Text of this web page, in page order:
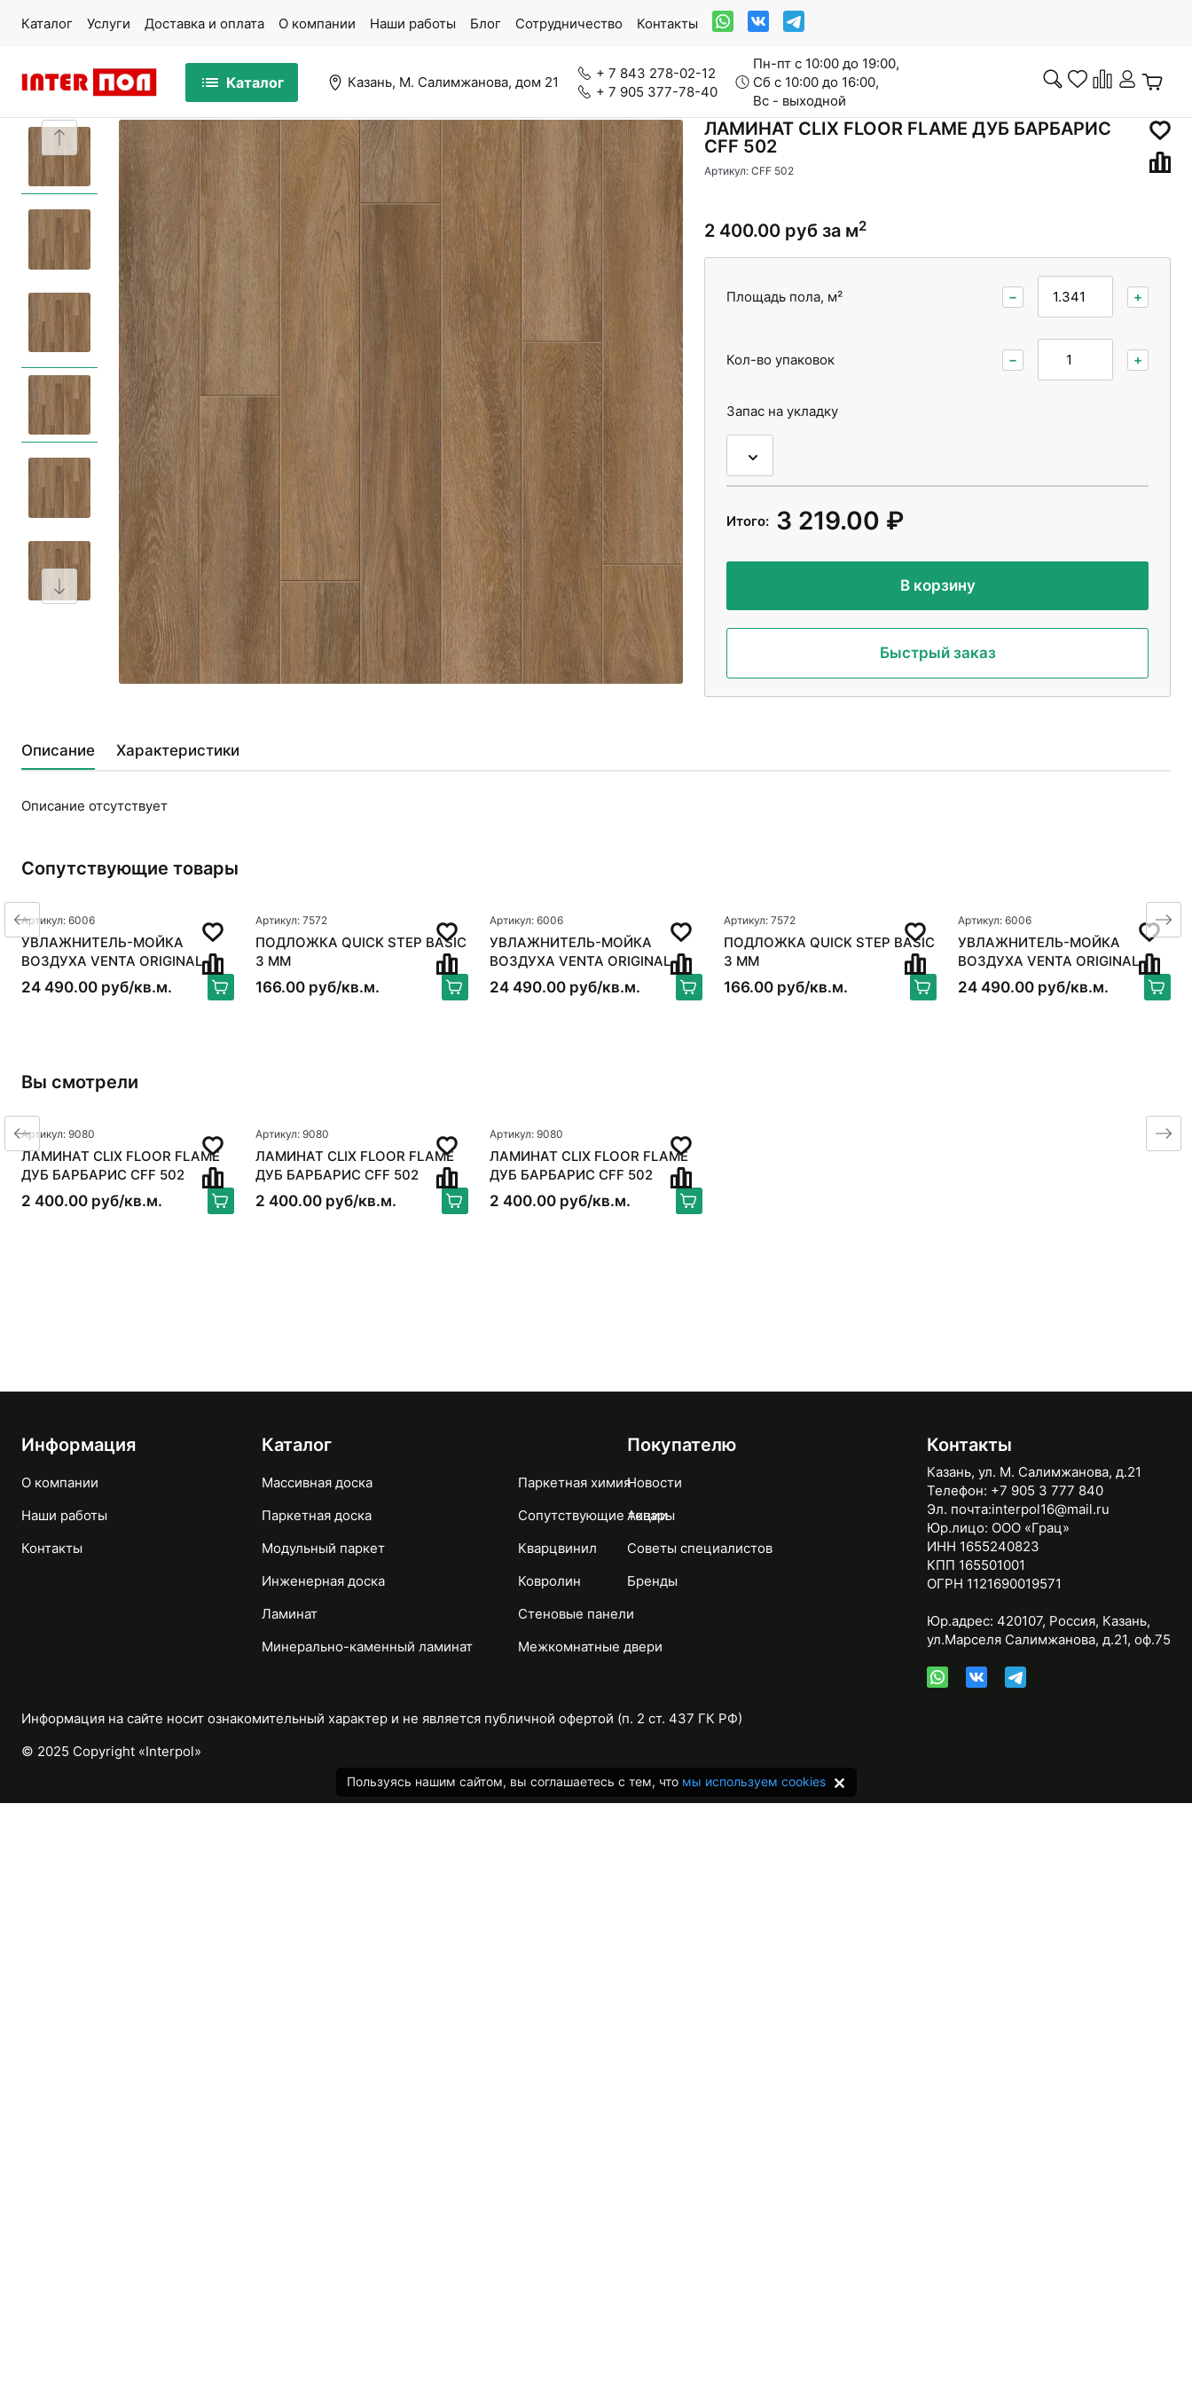
Каталог Услуги Доставка и оплата О компании Наши работы Блог Сотрудничество Контакты
Каталог Казань, М. Салимжанова, дом 21
+ 7 843 278-02-12
+ 7 905 377-78-40
Пн-пт с 10:00 до 19:00,
Сб с 10:00 до 16:00,
Вс - выходной
Массивная доска Паркетная доска Модульный паркет
Ламинат Минерально-каменный ламинат Сопутствующие товары
Кварцвинил Ковролин Стеновые панели Межкомнатные двери
ЛАМИНАТ CLIX FLOOR FLAME ДУБ БАРБАРИС
CFF 502
Артикул: CFF 502
2 400.00 руб за м2
Площадь пола, м² − +
Кол-во упаковок − +
Запас на укладку
Итого: 3 219.00 ₽
В корзину
Быстрый заказ
Описание Характеристики
Описание отсутствует
Сопутствующие товары
Артикул: 6006
УВЛАЖНИТЕЛЬ-МОЙКА
ВОЗДУХА VENTA ORIGINAL
LW15, БЕЛЫЙ
24 490.00 руб/кв.м.
Артикул: 7572
ПОДЛОЖКА QUICK STEP BASIC
3 ММ
166.00 руб/кв.м.
Артикул: 6006
УВЛАЖНИТЕЛЬ-МОЙКА
ВОЗДУХА VENTA ORIGINAL
LW15, БЕЛЫЙ
24 490.00 руб/кв.м.
Артикул: 7572
ПОДЛОЖКА QUICK STEP BASIC
3 ММ
166.00 руб/кв.м.
Артикул: 6006
УВЛАЖНИТЕЛЬ-МОЙКА
ВОЗДУХА VENTA ORIGINAL
LW15, БЕЛЫЙ
24 490.00 руб/кв.м.
Вы смотрели
Артикул: 9080
ЛАМИНАТ CLIX FLOOR FLAME
ДУБ БАРБАРИС CFF 502
2 400.00 руб/кв.м.
Артикул: 9080
ЛАМИНАТ CLIX FLOOR FLAME
ДУБ БАРБАРИС CFF 502
2 400.00 руб/кв.м.
Артикул: 9080
ЛАМИНАТ CLIX FLOOR FLAME
ДУБ БАРБАРИС CFF 502
2 400.00 руб/кв.м.
Информация
О компании
Наши работы
Контакты
Каталог
Массивная доска
Паркетная доска
Модульный паркет
Инженерная доска
Ламинат
Минерально-каменный ламинат
Паркетная химия
Сопутствующие товары
Кварцвинил
Ковролин
Стеновые панели
Межкомнатные двери
Покупателю
Новости
Акции
Советы специалистов
Бренды
Контакты
Казань, ул. М. Салимжанова, д.21
Телефон: +7 905 3 777 840
Эл. почта:interpol16@mail.ru
Юр.лицо: ООО «Грац»
ИНН 1655240823
КПП 165501001
ОГРН 1121690019571
Юр.адрес: 420107, Россия, Казань,
ул.Марселя Салимжанова, д.21, оф.75
Информация на сайте носит ознакомительный характер и не является публичной офертой (п. 2 ст. 437 ГК РФ)
© 2025 Copyright «Interpol»
Пользуясь нашим сайтом, вы соглашаетесь с тем, что мы используем cookies